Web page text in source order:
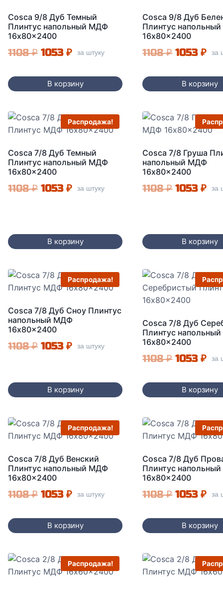
Cosca 9/8 Дуб Темный
Плинтус напольный МДФ
16x80x2400
1108₽ Первоначальная
составляла
1053 ₽Текущая
1053 ₽.
за штуку
В корзину
Cosca 9/8 Дуб
Плинтус
16x80x2400
1108₽ 1053₽ за
В корзину
Распродажа!
Cosca 7/8 Дуб Темный
Плинтус напольный МДФ
16x80x2400
1108₽ Первоначальная
1108 ₽.
1053 ₽Текущая
за штуку
В корзину
Cosca 7/8 Груша
напольный МДФ
16x80x2400
1108₽
1108 ₽.
1053₽ за
В корзину
Распродажа!
Cosca 7/8 Дуб Сноу Плинтус
напольный МДФ
16x80x2400
1108₽ Первоначальная
1108 ₽.
1053 ₽Текущая
за штуку
В корзину
Cosca 7/8 Дуб
Плинтус
16x80x2400
1108₽ 1053₽ за
В корзину
Распродажа!
Cosca 7/8 Дуб Венский
Плинтус напольный МДФ
16x80x2400
1108₽ Первоначальная
составляла
1053 ₽Текущая
1053 ₽.
за штуку
В корзину
Cosca 7/8 Дуб
Плинтус
16x80x2400
1108₽ 1053₽ за
В корзину
Распродажа!